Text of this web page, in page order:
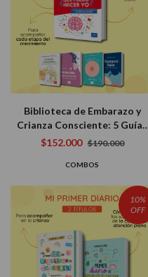
Biblioteca de Embarazo y
Crianza Consciente: 5 Guías
para Acompañar el Camino de
$152.000 $190.000
COMBOS
10%
OFF